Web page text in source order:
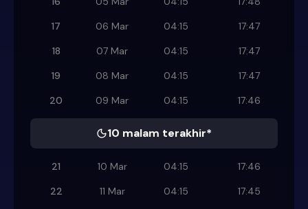
17
06 Mar 04:15
17:47
18
07 Mar 04:15
17:47
19
08 Mar 04:15
17:47
20
09 Mar 04:15 17:46
10 malam terakhir*
21 10 Mar 04:15
17:46
22
11 Mar 04:15
17:45